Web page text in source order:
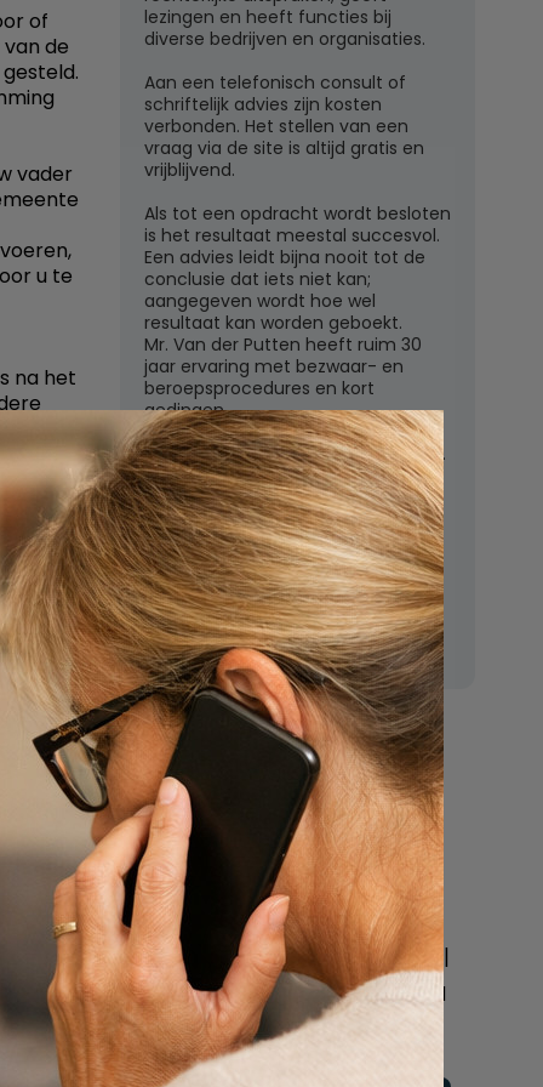
of
de
vader
u te
na het
vader;
het
as is.
lezingen en heeft functies bij
diverse bedrijven en organisaties.
Aan een telefonisch consult of
schriftelijk advies zijn kosten
verbonden. Het stellen van een
vraag via de site is altijd gratis en
vrijblijvend.
Als tot een opdracht wordt besloten
is het resultaat meestal succesvol.
Een advies leidt bijna nooit tot de
conclusie dat iets niet kan;
aangegeven wordt hoe wel
resultaat kan worden geboekt.
Mr. Van der Putten heeft ruim 30
jaar ervaring met bezwaar- en
beroepsprocedures en kort
gedingen.
Juridisch adviesbureau mr. W.G.H.M.
van der Putten c.s.
Zutphensestraatweg 7
6881 WN Velp (Gld)
E-mail:
mr.vanderputten@gmail.com
Nu
een uitvaart
regelen
Beschrijf uw wensen
online of bel ons geheel
vrijblijvend voor hulp na
een overlijden.